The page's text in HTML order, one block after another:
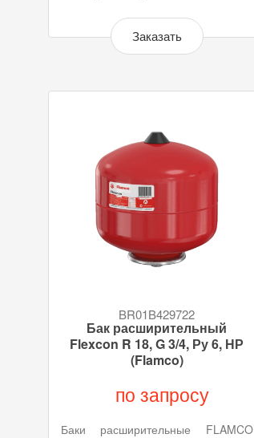
Заказать
BR01B429722
Бак расширительный
Flexcon R 18, G 3/4, Ру 6, НР
(Flamco)
по запросу
Баки расширительные FLAMCO